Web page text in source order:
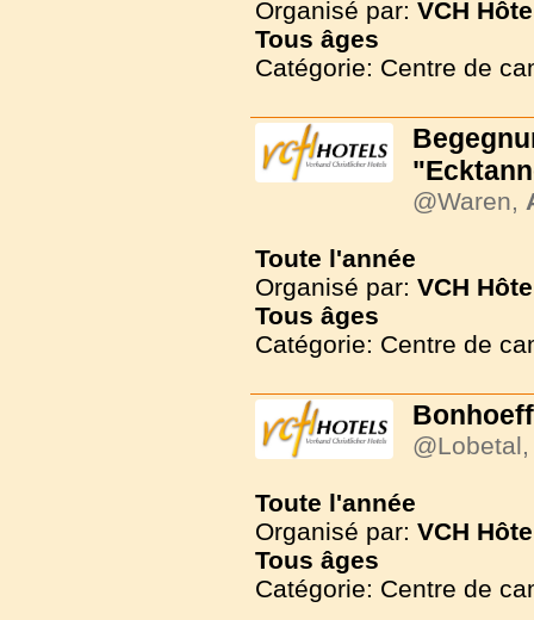
Organisé par: VCH
Tous âges
Catégorie: Centre de
@Waren,
Toute l'année
Organisé par: VCH
Tous âges
Catégorie: Centre de
Toute l'année
Organisé par: VCH
Tous âges
Catégorie: Centre de